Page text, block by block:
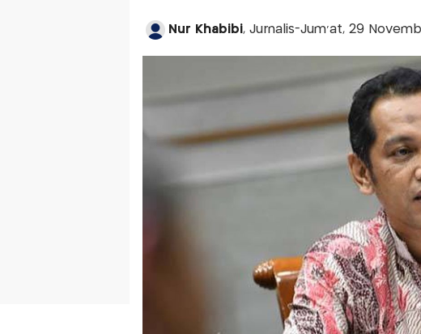
Nur Khabibi, Jurnalis-Jum'at, 29